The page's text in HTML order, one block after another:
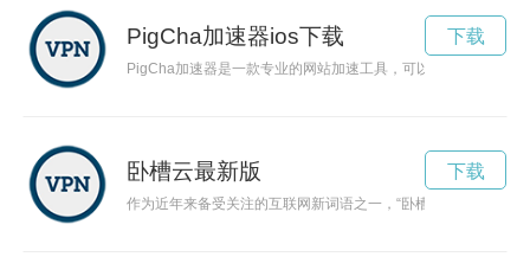
PigCha加速器ios下载
PigCha加速器是一款专业的网站加速工具，可以帮助网站提升
下载
卧槽云最新版
作为近年来备受关注的互联网新词语之一，“卧槽云”不仅形象
下载